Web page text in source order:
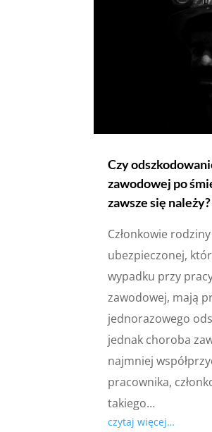
Czy
zawodowej po
zawsze się należy?
Członkowie
ubezpieczonej,
wypadku przy
zawodowej, mają
jednorazowego
jednak choroba
najmniej
pracownika,
takiego…
czytaj więcej…